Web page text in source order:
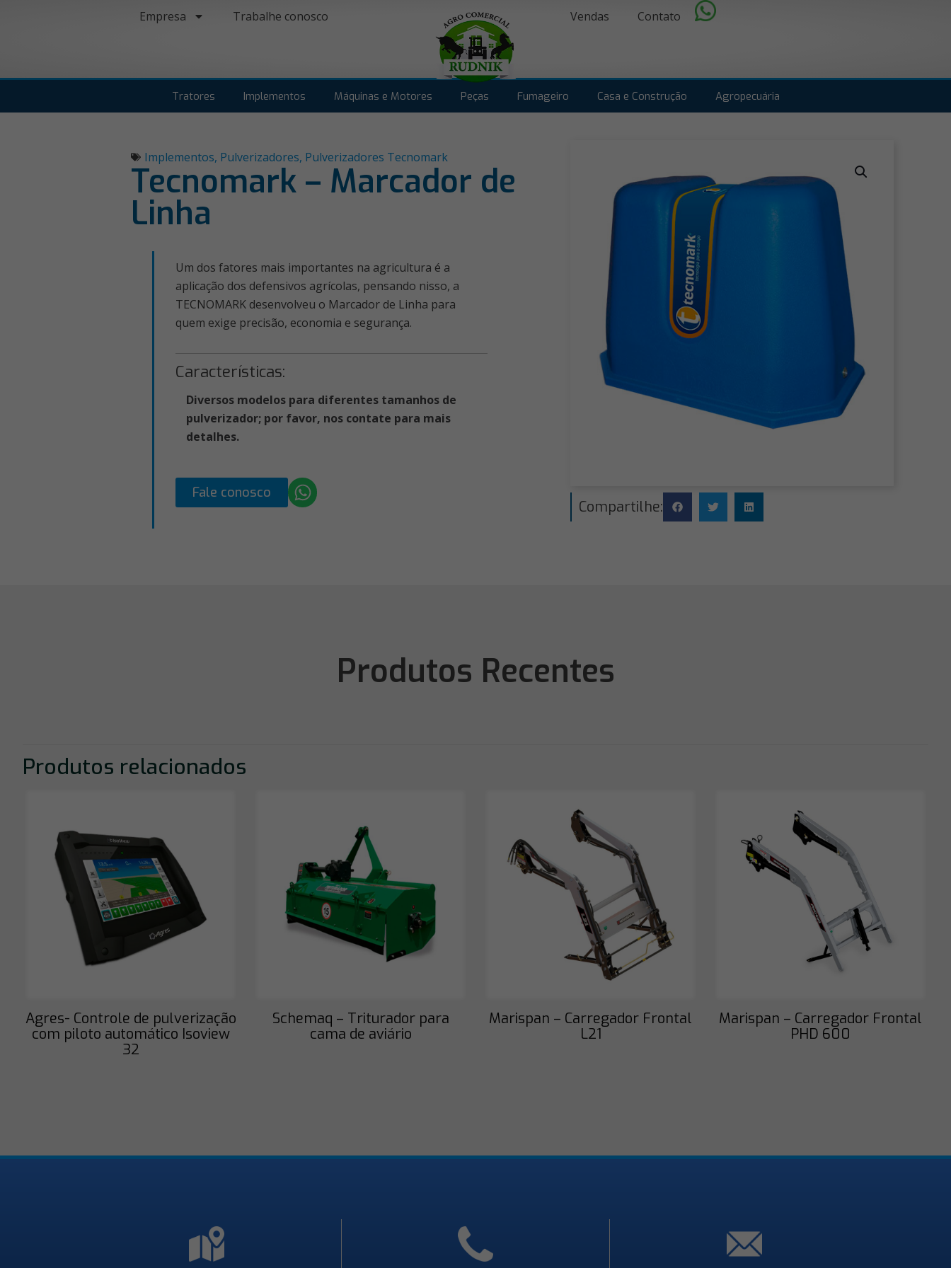
Empresa Trabalhe conosco Vendas Contato
Tratores Implementos Máquinas e Motores Peças Fumageiro Casa e Construção Agropecuária
Implementos, Pulverizadores, Pulverizadores Tecnomark
Tecnomark – Marcador de
Linha
Um dos fatores mais importantes na agricultura é a
aplicação dos defensivos agrícolas, pensando nisso, a
TECNOMARK desenvolveu o Marcador de Linha para
quem exige precisão, economia e segurança.
Características:
Diversos modelos para diferentes tamanhos de
pulverizador; por favor, nos contate para mais
detalhes.
Fale conosco
Compartilhe:
Produtos Recentes
Produtos relacionados
Agres- Controle de pulverização
com piloto automático Isoview
32
Schemaq – Triturador para
cama de aviário
Marispan – Carregador Frontal
L21
Marispan – Carregador Frontal
PHD 600